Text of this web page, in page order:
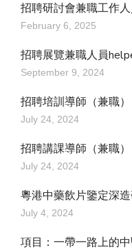
招聘研討會兼職工作
February 6, 2025
招聘展覽兼職人員
September 9, 2024
招聘培訓導師（兼職）
July 24, 2024
招聘講課導師（兼職）
July 24, 2024
粵港中藥飲片鑒定深
July 4, 2024
項目：一帶一路上的